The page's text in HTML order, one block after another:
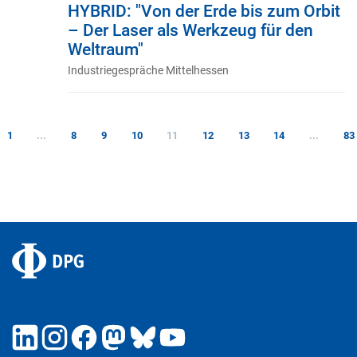
HYBRID: "Von der Erde bis zum Orbit
– Der Laser als Werkzeug für den
Weltraum"
Industriegespräche Mittelhessen
1 ... 8 9 10 11 12 13 14 ... 83